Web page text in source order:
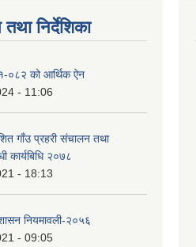
निर्देशिका
०८२ को आर्थिक ऐन
- 11:06
गाँउ प्रहरी संचालन तथा
कार्यबिधि २०७८
- 18:13
नियमावली-२०५६
- 09:05